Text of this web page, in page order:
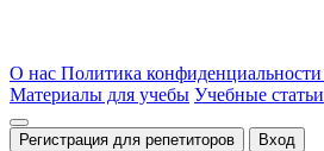
О нас Политика конфиденциальности
Материалы для учебы Учебные статьи
Регистрация для репетиторов Вход